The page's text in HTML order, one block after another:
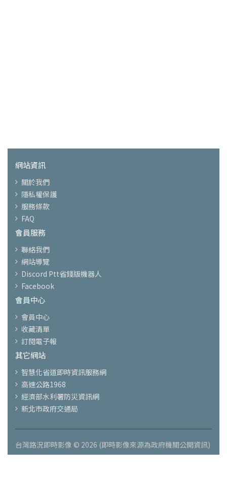
網站資訊
關於我們
隱私權保護
服務條款
FAQ
會員服務
聯絡我們
網站導覽
Discord Ptt省錢版機器人
Facebook
會員中心
會員中心
收藏清單
訂閱電子報
其它網站
智慧化省道即時資訊服務網
高速公路1968
經濟部水利署防災資訊網
新北市政府交通局
台灣路況即時影像 © 2026 (即時影像來源為政府機關公開資訊)